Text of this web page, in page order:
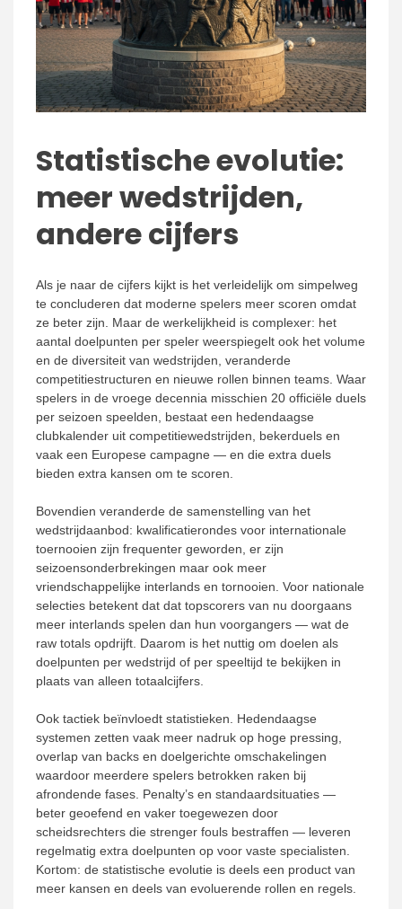
Statistische evolutie:
meer wedstrijden,
andere cijfers
Als je naar de cijfers kijkt is het verleidelijk om simpelweg
te concluderen dat moderne spelers meer scoren omdat
ze beter zijn. Maar de werkelijkheid is complexer: het
aantal doelpunten per speler weerspiegelt ook het volume
en de diversiteit van wedstrijden, veranderde
competitiestructuren en nieuwe rollen binnen teams. Waar
spelers in de vroege decennia misschien 20 officiële duels
per seizoen speelden, bestaat een hedendaagse
clubkalender uit competitiewedstrijden, bekerduels en
vaak een Europese campagne — en die extra duels
bieden extra kansen om te scoren.
Bovendien veranderde de samenstelling van het
wedstrijdaanbod: kwalificatierondes voor internationale
toernooien zijn frequenter geworden, er zijn
seizoensonderbrekingen maar ook meer
vriendschappelijke interlands en tornooien. Voor nationale
selecties betekent dat dat topscorers van nu doorgaans
meer interlands spelen dan hun voorgangers — wat de
raw totals opdrijft. Daarom is het nuttig om doelen als
doelpunten per wedstrijd of per speeltijd te bekijken in
plaats van alleen totaalcijfers.
Ook tactiek beïnvloedt statistieken. Hedendaagse
systemen zetten vaak meer nadruk op hoge pressing,
overlap van backs en doelgerichte omschakelingen
waardoor meerdere spelers betrokken raken bij
afrondende fases. Penalty’s en standaardsituaties —
beter geoefend en vaker toegewezen door
scheidsrechters die strenger fouls bestraffen — leveren
regelmatig extra doelpunten op voor vaste specialisten.
Kortom: de statistische evolutie is deels een product van
meer kansen en deels van evoluerende rollen en regels.